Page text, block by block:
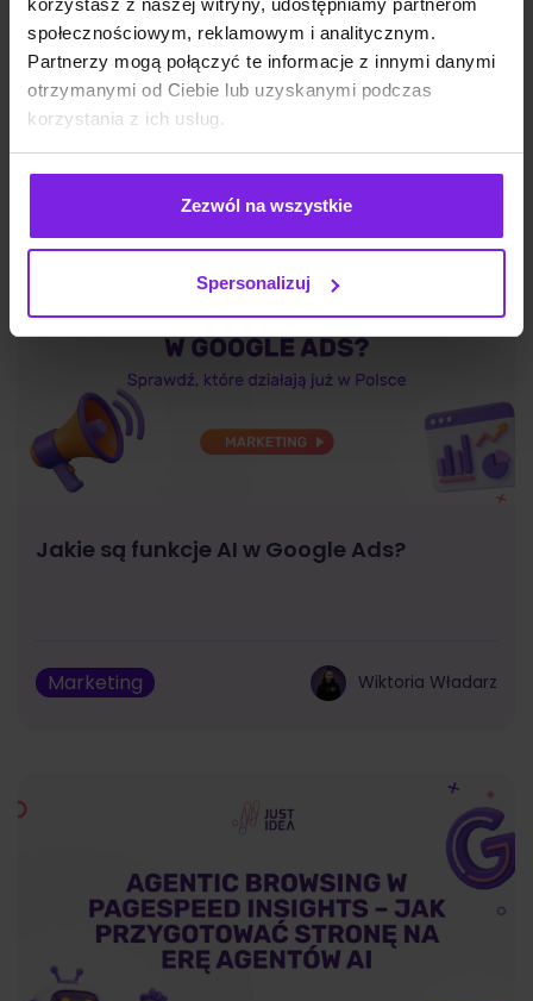
korzystasz z naszej witryny, udostępniamy partnerom
społecznościowym, reklamowym i analitycznym.
Partnerzy mogą połączyć te informacje z innymi danymi
otrzymanymi od Ciebie lub uzyskanymi podczas
korzystania z ich usług.
Zezwól na wszystkie
Spersonalizuj
SEO Wojciech Wabno
Jakie są funkcje AI w Google Ads?
Marketing Wiktoria Władarz